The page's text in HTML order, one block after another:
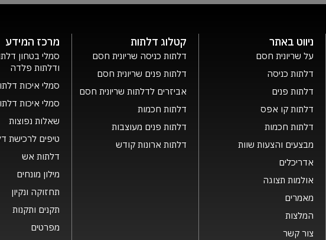
ניווט באתר
על שריונית חסם
דלתות כניסה
דלתות פנים
דלתות קו אפס
דלתות חכמות
מבצעים והצעות שוות
אדריכלים
אולמות תצוגה
מאמרים
המלצות
צור קשר
קטלוג דלתות
דלתות כניסה שריונית חסם
דלתות פנים שריונית חסם
אביזרים לדלתות שריונית חסם
דלתות חכמות
דלתות פנים מעוצבות
דלתות ארונות קודש
מרכז המידע
סמלי בטחון
ודלתות פלדה
סמלי איכות
סמלי איכות
שאלות נפוצות
טיפים לרכישת
דלתות אש
מילון מונחים
תחזוקה ונקיון
תקנים ותקנות
מפרטים